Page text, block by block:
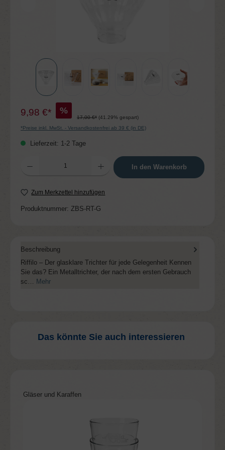
9,98 €* %
17,00 €* (41.29% gespart)
*Preise inkl. MwSt. - Versandkostenfrei ab 39 € (in DE)
Lieferzeit: 1-2 Tage
Produkt Anzahl: Gib den gewünschten Wert ein oder benutze die Schaltflächen um
In den Warenkorb
Zum Merkzettel hinzufügen
Produktnummer: ZBS-RT-G
Beschreibung
Riffilo – Der glasklare Trichter für jede Gelegenheit Kennen
Sie das? Ein Metalltrichter, der nach dem ersten Gebrauch
sc… Mehr
Das könnte Sie auch interessieren
Produktgalerie überspringen
Gläser und Karaffen